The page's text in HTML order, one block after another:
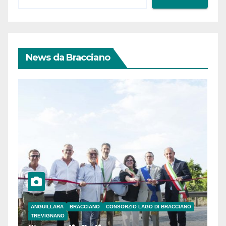
News da Bracciano
ANGUILLARA BRACCIANO
CONSORZIO LAGO DI BRACCIANO
TREVIGNANO